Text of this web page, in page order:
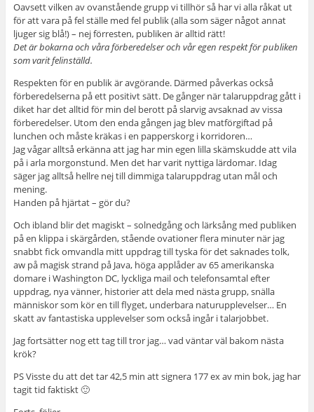
Oavsett vilken av ovanstående grupp vi tillhör så har vi alla råkat ut
för att vara på fel ställe med fel publik (alla som säger något annat
ljuger sig blå!) – nej förresten, publiken är alltid rätt!
Det är bokarna och våra förberedelser och vår egen respekt för publiken
som varit felinställd.
Respekten för en publik är avgörande. Därmed påverkas också
förberedelserna på ett positivt sätt. De gånger när talaruppdrag gått i
diket har det alltid för min del berott på slarvig avsaknad av vissa
förberedelser. Utom den enda gången jag blev matförgiftad på
lunchen och måste kräkas i en papperskorg i korridoren…
Jag vågar alltså erkänna att jag har min egen lilla skämskudde att vila
på i arla morgonstund. Men det har varit nyttiga lärdomar. Idag
säger jag alltså hellre nej till dimmiga talaruppdrag utan mål och
mening.
Handen på hjärtat – gör du?
Och ibland blir det magiskt – solnedgång och lärksång med publiken
på en klippa i skärgården, stående ovationer flera minuter när jag
snabbt fick omvandla mitt uppdrag till tyska för det saknades tolk,
aw på magisk strand på Java, höga applåder av 65 amerikanska
domare i Washington DC, lyckliga mail och telefonsamtal efter
uppdrag, nya vänner, historier att dela med nästa grupp, snälla
människor som kör en till flyget, underbara naturupplevelser… En
skatt av fantastiska upplevelser som också ingår i talarjobbet.
Jag fortsätter nog ett tag till tror jag… vad väntar väl bakom nästa
krök?
PS Visste du att det tar 42,5 min att signera 177 ex av min bok, jag har
tagit tid faktiskt 🙂